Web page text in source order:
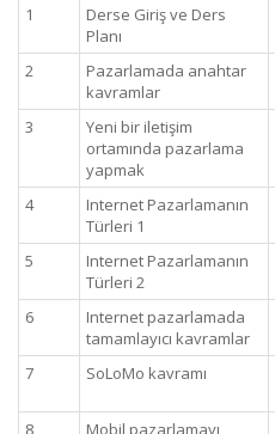
1
Derse Giriş ve Ders
Planı
2
Pazarlamada anahtar
kavramlar
3
Yeni bir iletişim
ortamında pazarlama
yapmak
4
Internet Pazarlamanın
Türleri 1
5
Internet Pazarlamanın
Türleri 2
6
Internet pazarlamada
tamamlayıcı kavramlar
7
SoLoMo kavramı
8
Mobil pazarlamayı